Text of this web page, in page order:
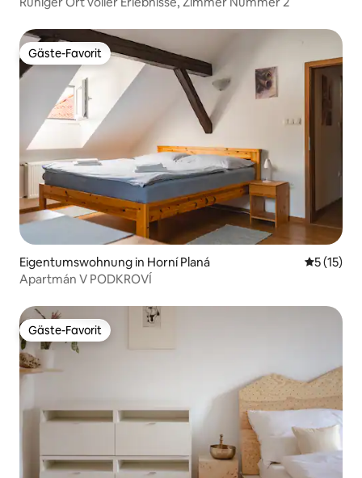
Gäste-Favorit
Gäste-Favorit
Eigentumswohnung in Horní Planá
5 (15)
Apartmán V PODKROVÍ
Gäste-Favorit
Gäste-Favorit